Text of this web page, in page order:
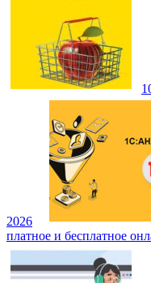
2026
платное и бесплатное